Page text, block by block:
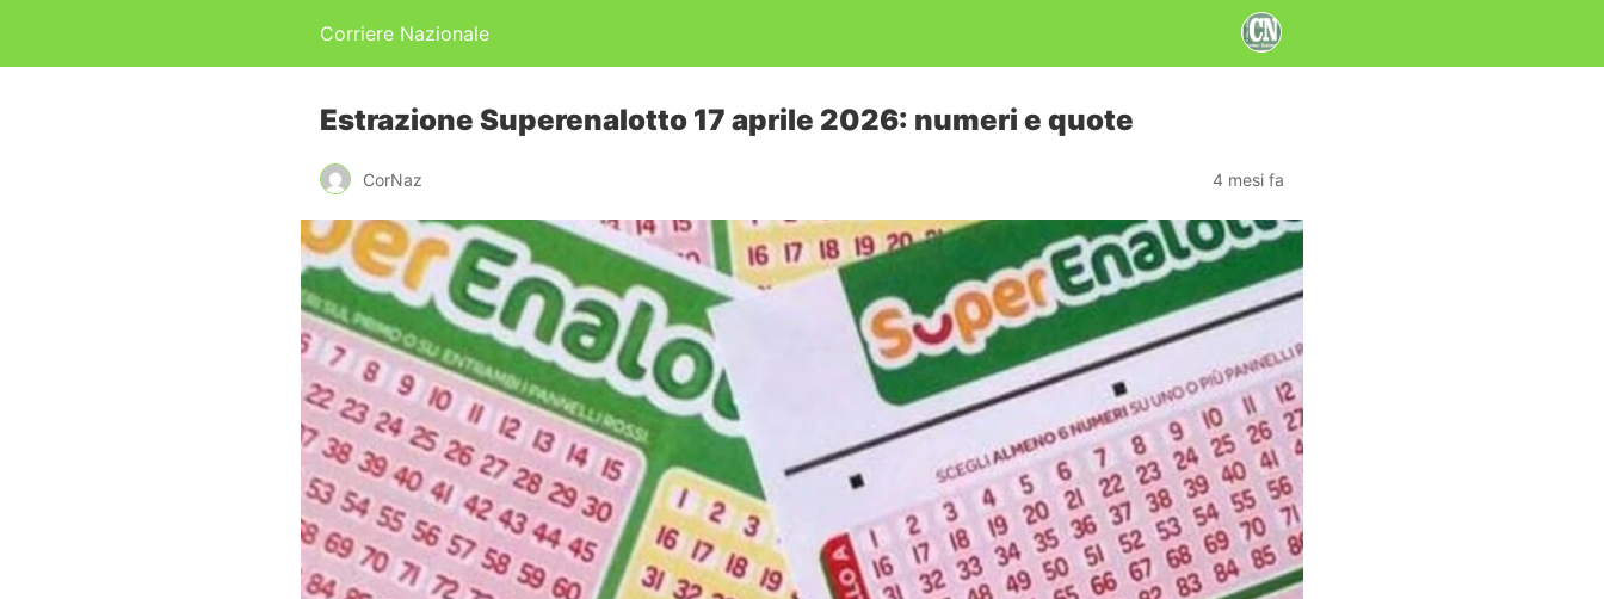
Corriere Nazionale
Estrazione Superenalotto 17 aprile 2026: numeri e quote
CorNaz 4 mesi fa